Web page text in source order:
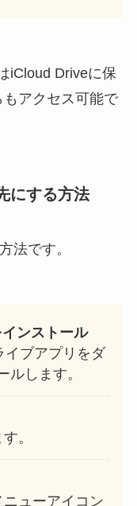
iCloud Driveに保
アクセス可能で
にする方法
法です。
ンストール
イブアプリをダ
ルします。
。
ューアイコン